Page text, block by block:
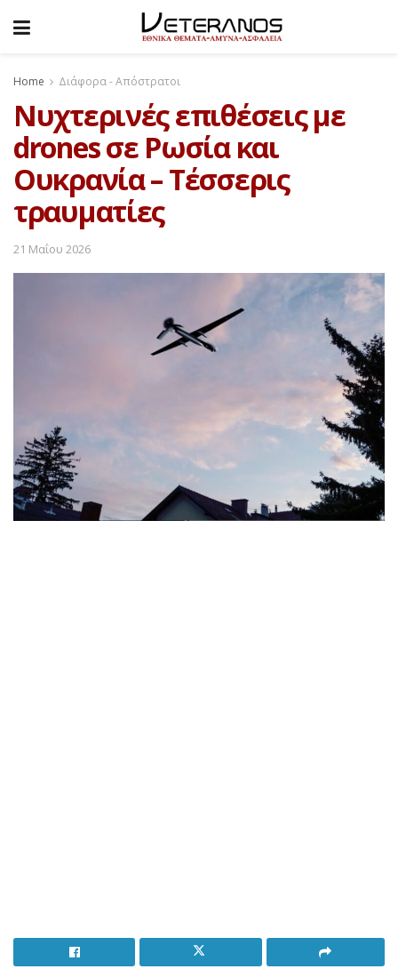
Home Διάφορα - Απόστρατοι
Νυχτερινές επιθέσεις με
drones σε Ρωσία και
Ουκρανία – Τέσσερις
τραυματίες
21 Μαΐου 2026